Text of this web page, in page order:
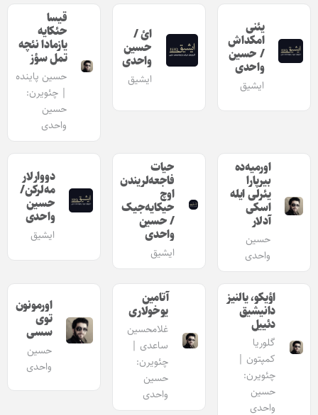
یئنی
امکداش
/ حسین
واحدی
ایشیق
ائ /
حسین
واحدی
ایشیق
قیسا
حئکایه
یازمادا نئچه
تمل سؤز
حسین پاینده
| چئویرن:
حسین
واحدی
اورمیه‌ده
بیرپارا
یئرلی ایله
اسکی
آدلار
حسین
واحدی
حیات
فاجعه‌لریندن
اوچ
حیکایه‌جیک
/ حسین
واحدی
ایشیق
دووارلار
مه‌لرکن/
حسین
واحدی
ایشیق
اؤیکو، یالنیز
دانیشیق
دئییل
گلوریا
کمپتون |
چئویرن:
حسین
واحدی
آتامین
یوخولاری
غلامحسین
ساعدی |
چئویرن:
حسین
واحدی
اورمونون
توی
سسی
حسین
واحدی